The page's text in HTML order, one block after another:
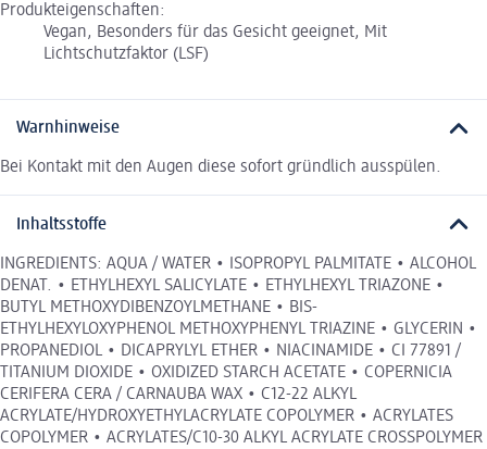
Produkteigenschaften:
Vegan, Besonders für das Gesicht geeignet, Mit
Lichtschutzfaktor (LSF)
Warnhinweise
Bei Kontakt mit den Augen diese sofort gründlich ausspülen.
Inhaltsstoffe
INGREDIENTS: AQUA / WATER • ISOPROPYL PALMITATE • ALCOHOL
DENAT. • ETHYLHEXYL SALICYLATE • ETHYLHEXYL TRIAZONE •
BUTYL METHOXYDIBENZOYLMETHANE • BIS-
ETHYLHEXYLOXYPHENOL METHOXYPHENYL TRIAZINE • GLYCERIN •
PROPANEDIOL • DICAPRYLYL ETHER • NIACINAMIDE • CI 77891 /
TITANIUM DIOXIDE • OXIDIZED STARCH ACETATE • COPERNICIA
CERIFERA CERA / CARNAUBA WAX • C12-22 ALKYL
ACRYLATE/HYDROXYETHYLACRYLATE COPOLYMER • ACRYLATES
COPOLYMER • ACRYLATES/C10-30 ALKYL ACRYLATE CROSSPOLYMER